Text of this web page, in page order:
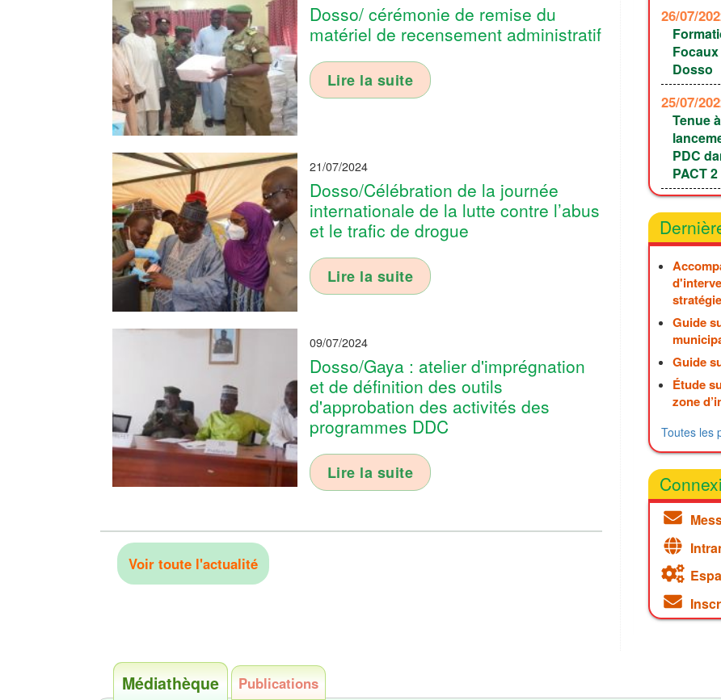
Dosso/ cérémonie de remise du
matériel de recensement administratif
Lire la suite
21/07/2024
Dosso/Célébration de la journée
internationale de la lutte contre l’abus
et le trafic de drogue
Lire la suite
09/07/2024
Dosso/Gaya : atelier d'imprégnation
et de définition des outils
d'approbation des activités des
programmes DDC
Lire la suite
Voir toute l'actualité
26/07/
Dosso
25/07/
Tenue
PDC
PACT 2
Guide
Guide
Étude
zone
Toutes les
Médiathèque
Publications